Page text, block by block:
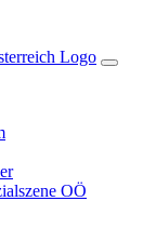
OÖ